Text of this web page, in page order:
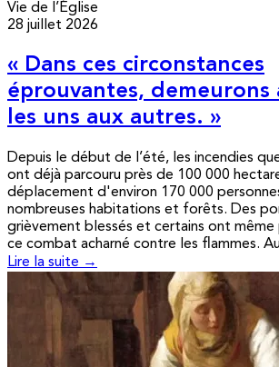
Vie de l’Église
28 juillet 2026
« Dans ces circonstances
éprouvantes,
les uns aux autres. »
Depuis le début de l’été, les incendies
ont déjà parcouru près de 100 000
déplacement d'environ 170 000
nombreuses habitations et forêts. Des
grièvement blessés et certains ont même
ce combat acharné contre les flammes.
Lire la suite →